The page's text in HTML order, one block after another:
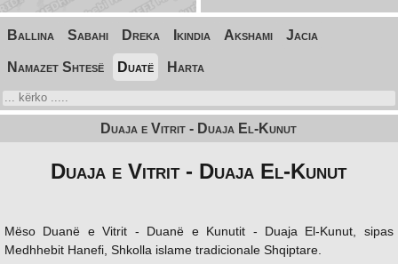
Ballina Sabahi Dreka Ikindia Akshami Jacia
Namazet Shtesë Duatë Harta
Duaja e Vitrit - Duaja El-Kunut
Duaja e Vitrit - Duaja El-Kunut
Mëso Duanë e Vitrit - Duanë e Kunutit - Duaja El-Kunut, sipas
Medhhebit Hanefi, Shkolla islame tradicionale Shqiptare.